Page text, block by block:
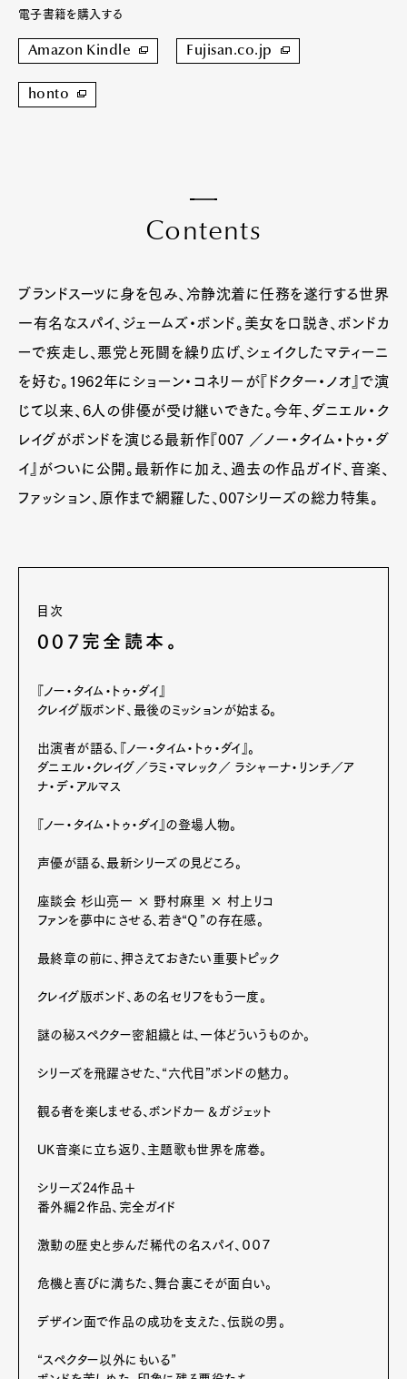
Art&DesignWatchFashion
電子書籍を購入する
Amazon Kindle Fujisan.co.jp
honto
Contents
ブランドスーツに身を包み、冷静沈着に任務を遂行する世界
一有名なスパイ、ジェームズ・ボンド。美女を口説き、ボンドカ
ーで疾走し、悪党と死闘を繰り広げ、シェイクしたマティーニ
を好む。1962年にショーン・コネリーが『ドクター・ノオ』で演
じて以来、6人の俳優が受け継いできた。今年、ダニエル・ク
レイグがボンドを演じる最新作『007 ／ノー・タイム・トゥ・ダ
イ』がついに公開。最新作に加え、過去の作品ガイド、音楽、
ファッション、原作まで網羅した、007シリーズの総力特集。
目次
007完全読本。
『ノー・タイム・トゥ・ダイ』
クレイグ版ボンド、最後のミッションが始まる。
出演者が語る、『ノー・タイム・トゥ・ダイ』。
ダニエル・クレイグ／ラミ・マレック／ ラシャーナ・リンチ／ア
ナ・デ・アルマス
『ノー・タイム・トゥ・ダイ』の登場人物。
声優が語る、最新シリーズの見どころ。
座談会 杉山亮一 × 野村麻里 × 村上リコ
ファンを夢中にさせる、若き“Ｑ”の存在感。
最終章の前に、押さえておきたい重要トピック
クレイグ版ボンド、あの名セリフをもう一度。
謎の秘スペクター密組織とは、一体どういうものか。
シリーズを飛躍させた、“六代目”ボンドの魅力。
観る者を楽しませる、ボンドカー＆ガジェット
UK音楽に立ち返り、主題歌も世界を席巻。
シリーズ24作品＋
番外編２作品、完全ガイド
激動の歴史と歩んだ稀代の名スパイ、００７
危機と喜びに満ちた、舞台裏こそが面白い。
デザイン面で作品の成功を支えた、伝説の男。
“スペクター以外にもいる”